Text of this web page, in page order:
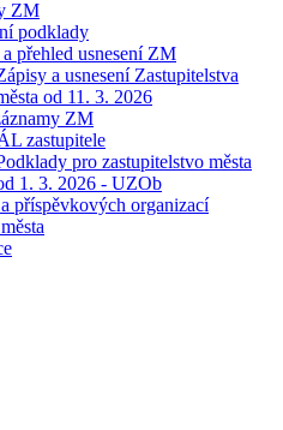
ZM
podklady
přehled usnesení ZM
a usnesení Zastupitelstva
od 11. 3. 2026
ZM
zastupitele
pro zastupitelstvo města
1. 3. 2026 - UZOb
příspěvkových organizací